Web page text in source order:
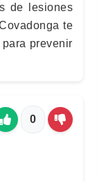
de lesiones
te
prevenir
0